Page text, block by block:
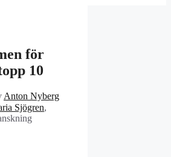
för
10
Anton Nyberg
Sjögren,